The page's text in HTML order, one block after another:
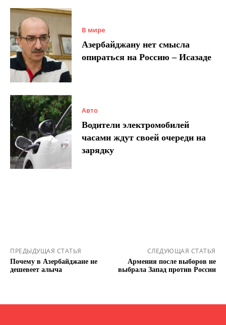
В мире
Азербайджану нет смысла
опираться на Россию – Исазаде
Авто
Водители электромобилей
часами ждут своей очереди на
зарядку
ПРЕДЫДУЩАЯ СТАТЬЯ
Почему в Азербайджане не
дешевеет алыча
СЛЕДУЮЩАЯ СТАТЬЯ
Армения после выборов не
выбрала Запад против России